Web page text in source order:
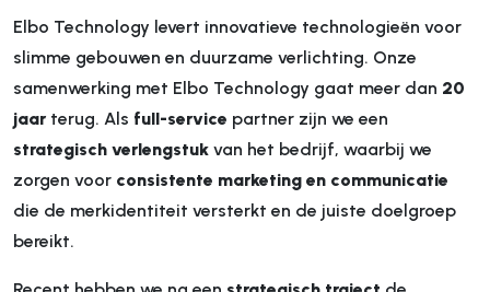
Elbo Technology levert innovatieve technologieën voor
slimme gebouwen en duurzame verlichting. Onze
samenwerking met Elbo Technology gaat meer dan 20
jaar terug. Als full-service partner zijn we een
strategisch verlengstuk van het bedrijf, waarbij we
zorgen voor consistente marketing en communicatie
die de merkidentiteit versterkt en de juiste doelgroep
bereikt.